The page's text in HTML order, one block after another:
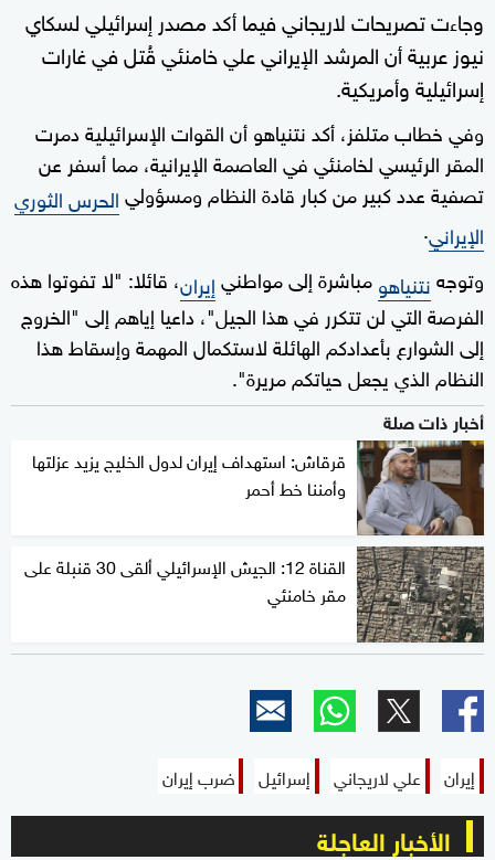
وجاءت تصريحات لاريجاني فيما أكد مصدر إسرائيلي لسكاي
نيوز عربية أن ‌المرشد الإيراني ‌علي خامنئي ⁠قُتل ‌في ⁠غارات
إسرائيلية وأمريكية.
وفي خطاب متلفز، أكد نتنياهو أن القوات الإسرائيلية دمرت
المقر الرئيسي لخامنئي في العاصمة الإيرانية، مما أسفر عن
تصفية عدد كبير من كبار قادة النظام ومسؤوليالحرس الثوري
الإيراني.
وتوجهنتنياهومباشرة إلى مواطنيإيران، قائلا: "لا تفوتوا هذه
الفرصة التي لن تتكرر في هذا الجيل"، داعيا إياهم إلى "الخروج
إلى الشوارع بأعدادكم الهائلة لاستكمال المهمة وإسقاط هذا
النظام الذي يجعل حياتكم مريرة".
أخبار ذات صلة
قرقاش: استهداف إيران لدول الخليج يزيد عزلتها
وأمننا خط أحمر
القناة 12: الجيش الإسرائيلي ألقى 30 قنبلة على
مقر خامنئي
إيران علي لاريجاني إسرائيل ضرب إيران
الأخبار العاجلة